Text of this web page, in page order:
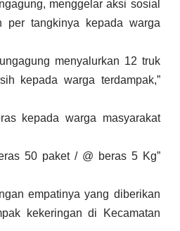
menggelar aksi sosial
per tangkinya kepada warga
menyalurkan 12 truk tangki
terdampak,” katanya
kepada warga masyarakat
50 paket / @ beras 5 Kg”
empatinya yang diberikan
kekeringan di Kecamatan